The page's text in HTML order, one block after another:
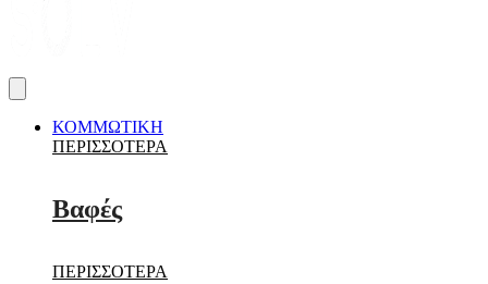
ΚΟΜΜΩΤΙΚΗ
ΠΕΡΙΣΣΟΤΕΡΑ
Βαφές
ΠΕΡΙΣΣΟΤΕΡΑ